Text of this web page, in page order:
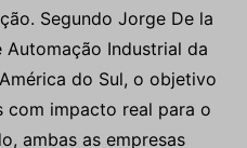
Segundo Jorge De la
Industrial da
do Sul, o objetivo
com impacto real para o
ambas as empresas